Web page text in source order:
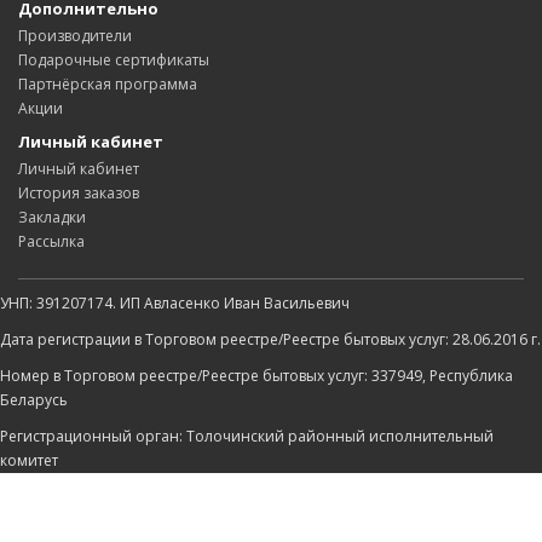
Дополнительно
Производители
Подарочные сертификаты
Партнёрская программа
Акции
Личный кабинет
Личный кабинет
История заказов
Закладки
Рассылка
УНП: 391207174. ИП Авласенко Иван Васильевич
Дата регистрации в Торговом реестре/Реестре бытовых услуг: 28.06.2016 г.
Номер в Торговом реестре/Реестре бытовых услуг: 337949, Республика
Беларусь
Регистрационный орган: Толочинский районный исполнительный
комитет